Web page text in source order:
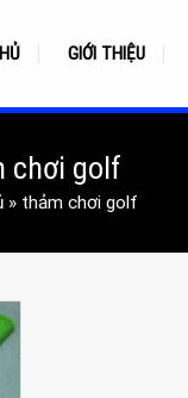
GIỚI THIỆU
chơi golf
» thảm chơi golf